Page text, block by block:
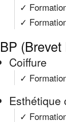
✓
✓
BP
Coiffure
✓
Esthétique
✓